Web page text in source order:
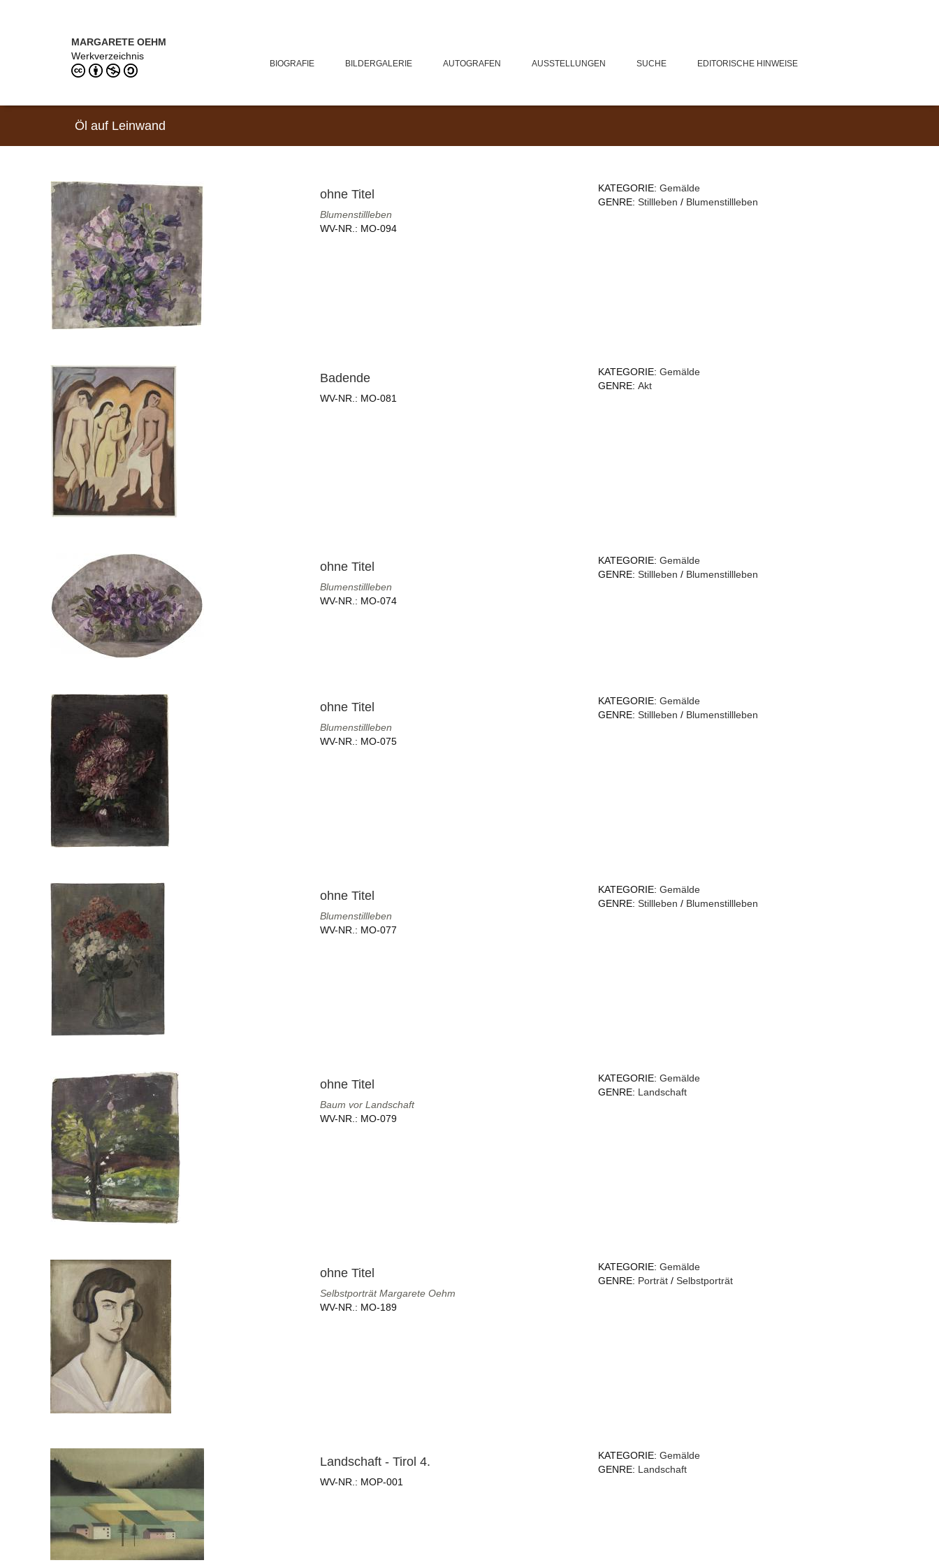
MARGARETE OEHM
Werkverzeichnis
BIOGRAFIE BILDERGALERIE AUTOGRAFEN AUSSTELLUNGEN SUCHE EDITORISCHE HINWEISE
Öl auf Leinwand
ohne Titel
Blumenstillleben
WV-NR.: MO-094
KATEGORIE: Gemälde
GENRE: Stillleben / Blumenstillleben
Badende
WV-NR.: MO-081
KATEGORIE: Gemälde
GENRE: Akt
ohne Titel
Blumenstillleben
WV-NR.: MO-074
KATEGORIE: Gemälde
GENRE: Stillleben / Blumenstillleben
ohne Titel
Blumenstillleben
WV-NR.: MO-075
KATEGORIE: Gemälde
GENRE: Stillleben / Blumenstillleben
ohne Titel
Blumenstillleben
WV-NR.: MO-077
KATEGORIE: Gemälde
GENRE: Stillleben / Blumenstillleben
ohne Titel
Baum vor Landschaft
WV-NR.: MO-079
KATEGORIE: Gemälde
GENRE: Landschaft
ohne Titel
Selbstporträt Margarete Oehm
WV-NR.: MO-189
KATEGORIE: Gemälde
GENRE: Porträt/ Selbstporträt
Landschaft - Tirol 4.
WV-NR.: MOP-001
KATEGORIE: Gemälde
GENRE: Landschaft